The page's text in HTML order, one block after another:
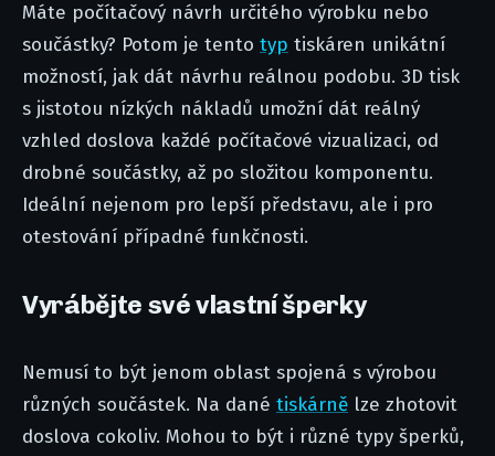
Máte počítačový návrh určitého výrobku nebo
součástky? Potom je tento typ tiskáren unikátní
možností, jak dát návrhu reálnou podobu. 3D tisk
s jistotou nízkých nákladů umožní dát reálný
vzhled doslova každé počítačové vizualizaci, od
drobné součástky, až po složitou komponentu.
Ideální nejenom pro lepší představu, ale i pro
otestování případné funkčnosti.
Vyrábějte své vlastní šperky
Nemusí to být jenom oblast spojená s výrobou
různých součástek. Na dané tiskárně lze zhotovit
doslova cokoliv. Mohou to být i různé typy šperků,